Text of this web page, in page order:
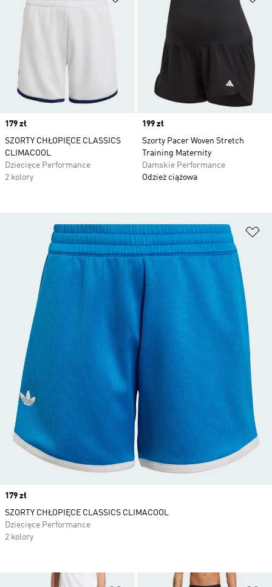
Price
179 zł
SZORTY CHŁOPIĘCE CLASSICS
CLIMACOOL
Dziecięce Performance
2 kolory
Price
199 zł
Szorty Pacer Woven Stretch
Training Maternity
Damskie Performance
Odzież ciążowa
Price
179 zł
SZORTY CHŁOPIĘCE CLASSICS CLIMACOOL
Dziecięce Performance
2 kolory